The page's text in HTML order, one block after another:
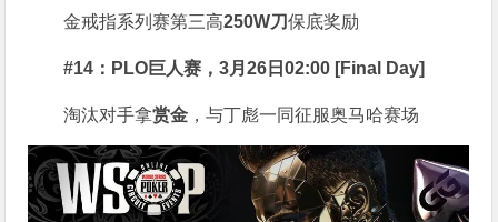
金戒指系列赛第三高250W刀保底奖励
#14：PLO巨人赛，3月26日02:00 [Final Day]
淘汰对手拿赏金 ，与丁彪一同征服奥马哈赛场